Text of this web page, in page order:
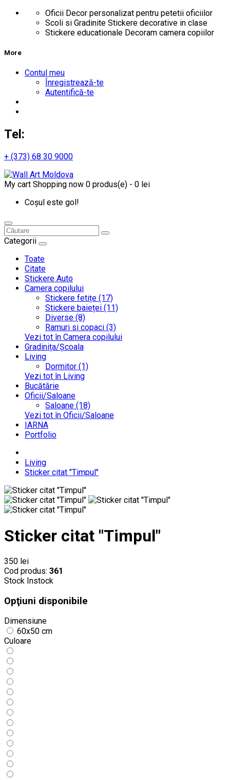
Oficii Decor personalizat pentru petetii oficiilor
Scoli si Gradinite Stickere decorative in clase
Stickere educationale Decoram camera copiilor
More
Contul meu
Înregistrează-te
Autentifică-te
Tel:
+ (373) 68 30 9000
My cart Shopping now 0 produs(e) - 0 lei
Coșul este gol!
Categorii
Toate
Citate
Stickere Auto
Camera copilului
Stickere fetițe (17)
Stickere baieței (11)
Diverse (8)
Ramuri si copaci (3)
Vezi tot în Camera copilului
Gradinița/Școala
Living
Dormitor (1)
Vezi tot în Living
Bucătărie
Oficii/Saloane
Saloane (18)
Vezi tot în Oficii/Saloane
IARNA
Portfolio
Living
Sticker citat "Timpul"
Sticker citat "Timpul"
350 lei
Cod produs: 361
Stock Instock
Opţiuni disponibile
Dimensiune
60x50 cm
Culoare